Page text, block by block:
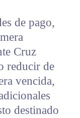
de pago,
Cruz
reducir de
vencida,
destinado